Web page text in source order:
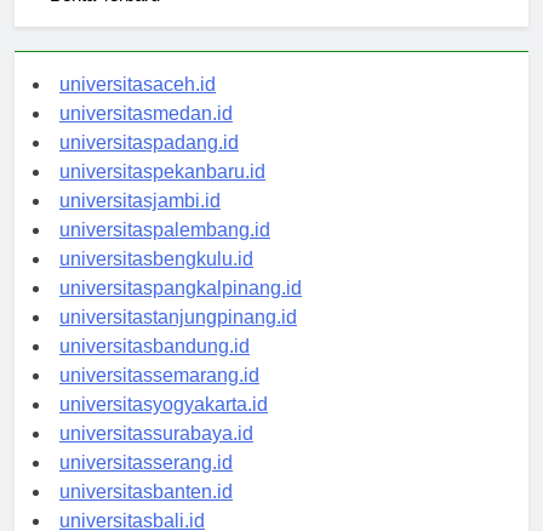
universitasaceh.id
universitasmedan.id
universitaspadang.id
universitaspekanbaru.id
universitasjambi.id
universitaspalembang.id
universitasbengkulu.id
universitaspangkalpinang.id
universitastanjungpinang.id
universitasbandung.id
universitassemarang.id
universitasyogyakarta.id
universitassurabaya.id
universitasserang.id
universitasbanten.id